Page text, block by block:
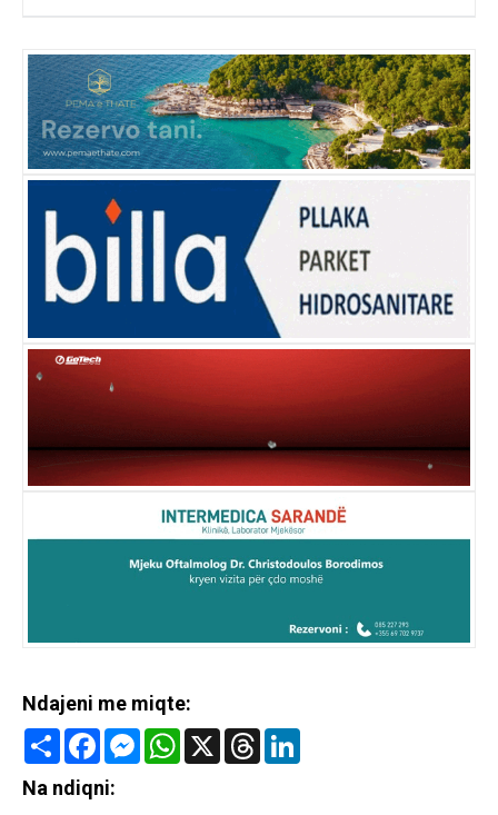
Ndajeni me miqte:
Share FacebookMessenger
WhatsApp
X Threads
Na ndiqni: